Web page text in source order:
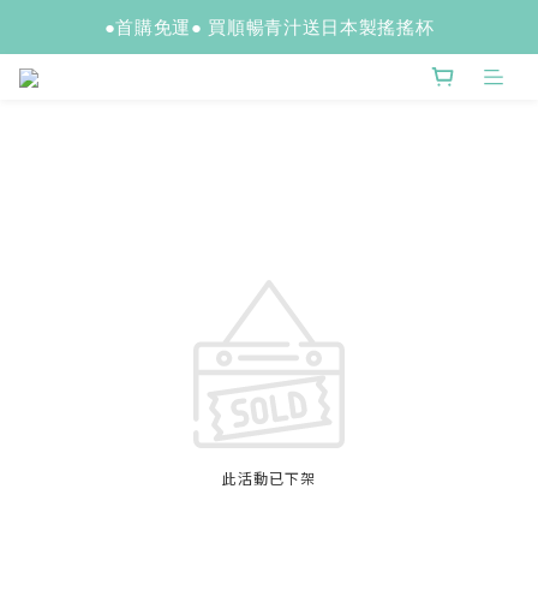
●首購免運● 買順暢青汁送日本製搖搖杯
此活動已下架